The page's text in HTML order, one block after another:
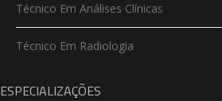
Técnico Em Análises Clínicas
Técnico Em Radiologia
ESPECIALIZAÇÕES